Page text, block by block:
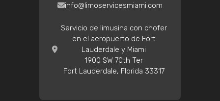
info@limoservicesmiami.com
Servicio de limusina con chofer
en el aeropuerto de Fort
Lauderdale y Miami
1900 SW 70th Ter
Fort Lauderdale, Florida 33317